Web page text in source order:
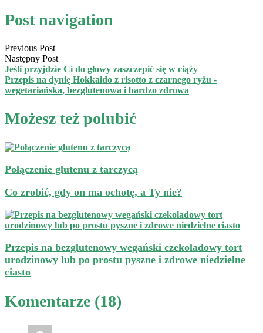
Post navigation
Previous Post
Następny Post
Jeśli przyjdzie Ci do głowy zaszczepić się w ciąży
Przepis na dynię Hokkaido z risotto z czarnego ryżu -
wegetariańska, bezglutenowa i bardzo zdrowa
Możesz też polubić
Połączenie glutenu z tarczycą
Co zrobić, gdy on ma ochotę, a Ty nie?
Przepis na bezglutenowy wegański czekoladowy tort
urodzinowy lub po prostu pyszne i zdrowe niedzielne
ciasto
Komentarze (18)